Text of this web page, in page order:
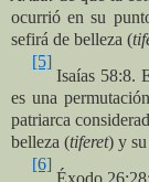
ocurrió en su
sefirá de belleza (
[5]
Isaías 58:8.
es una
patriarca
belleza (tiferet) y
[6]
Éxodo